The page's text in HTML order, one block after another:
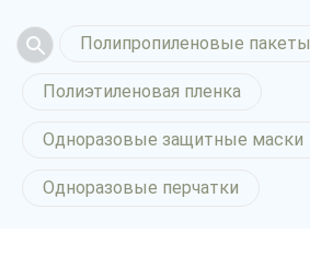
Полипропиленовые пакеты
Полиэтиленовая пленка
Одноразовые защитные маски
Одноразовые перчатки